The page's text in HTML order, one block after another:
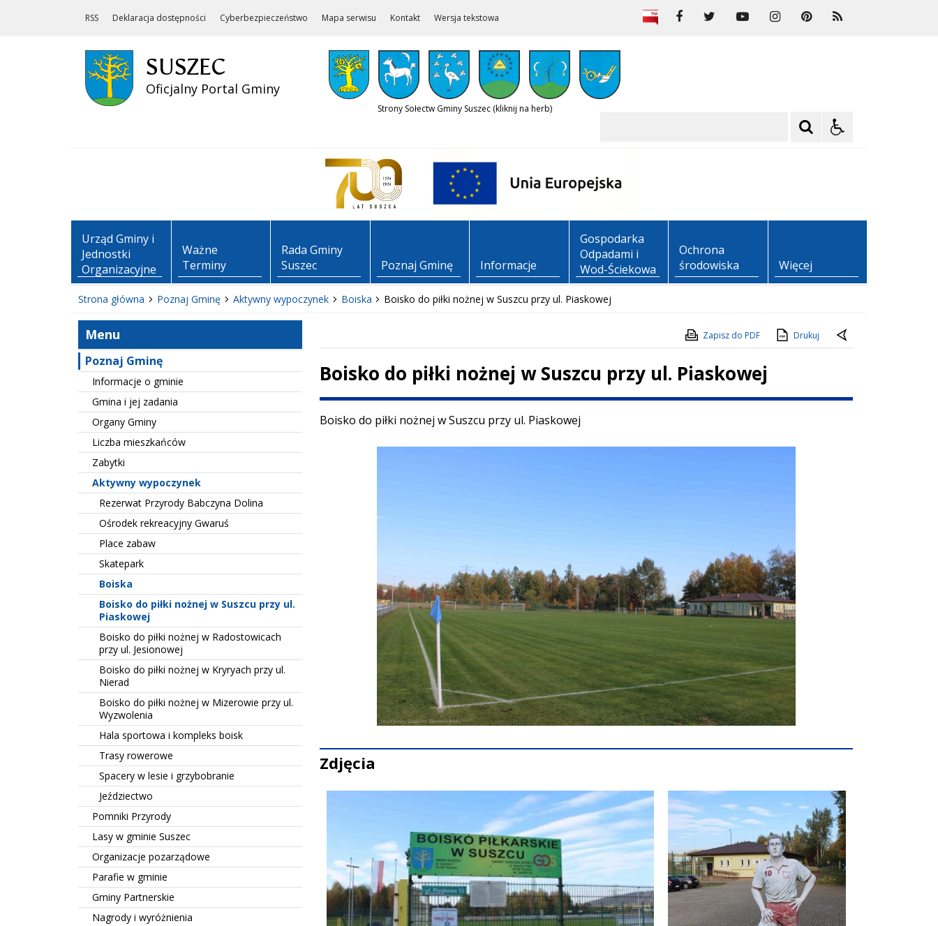
RSS Deklaracja dostępności Cyberbezpieczeństwo Mapa serwisu Kontakt Wersja tekstowa
SUSZEC
Oficjalny Portal Gminy
Strony Sołectw Gminy Suszec (kliknij na herb)
Urząd Gminy i
Jednostki
Organizacyjne
Ważne
Terminy
Rada Gminy
Suszec
Poznaj Gminę Informacje
Gospodarka
Odpadami i
Wod-Ściekowa
Ochrona
środowiska
Więcej
Strona główna Poznaj Gminę Aktywny wypoczynek Boiska Boisko do piłki nożnej w Suszcu przy ul. Piaskowej
Menu
Poznaj Gminę
Informacje o gminie
Gmina i jej zadania
Organy Gminy
Liczba mieszkańców
Zabytki
Aktywny wypoczynek
Rezerwat Przyrody Babczyna Dolina
Ośrodek rekreacyjny Gwaruś
Place zabaw
Skatepark
Boiska
Boisko do piłki nożnej w Suszcu przy ul.
Piaskowej
Boisko do piłki nożnej w Radostowicach
przy ul. Jesionowej
Boisko do piłki nożnej w Kryryach przy ul.
Nierad
Boisko do piłki nożnej w Mizerowie przy ul.
Wyzwolenia
Hala sportowa i kompleks boisk
Trasy rowerowe
Spacery w lesie i grzybobranie
Jeździectwo
Pomniki Przyrody
Lasy w gminie Suszec
Organizacje pozarządowe
Parafie w gminie
Gminy Partnerskie
Nagrody i wyróżnienia
Zapisz do PDF Drukuj
Boisko do piłki nożnej w Suszcu przy ul. Piaskowej
Treść
Boisko do piłki nożnej w Suszcu przy ul. Piaskowej
Zdjęcia